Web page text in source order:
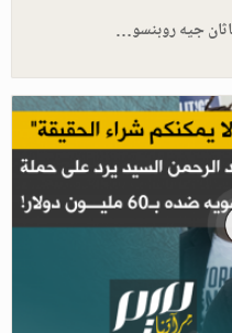
جيه روبنسو…